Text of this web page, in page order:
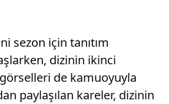
sezon için tanıtım
dizinin ikinci
de kamuoyuyla
paylaşılan kareler, dizinin